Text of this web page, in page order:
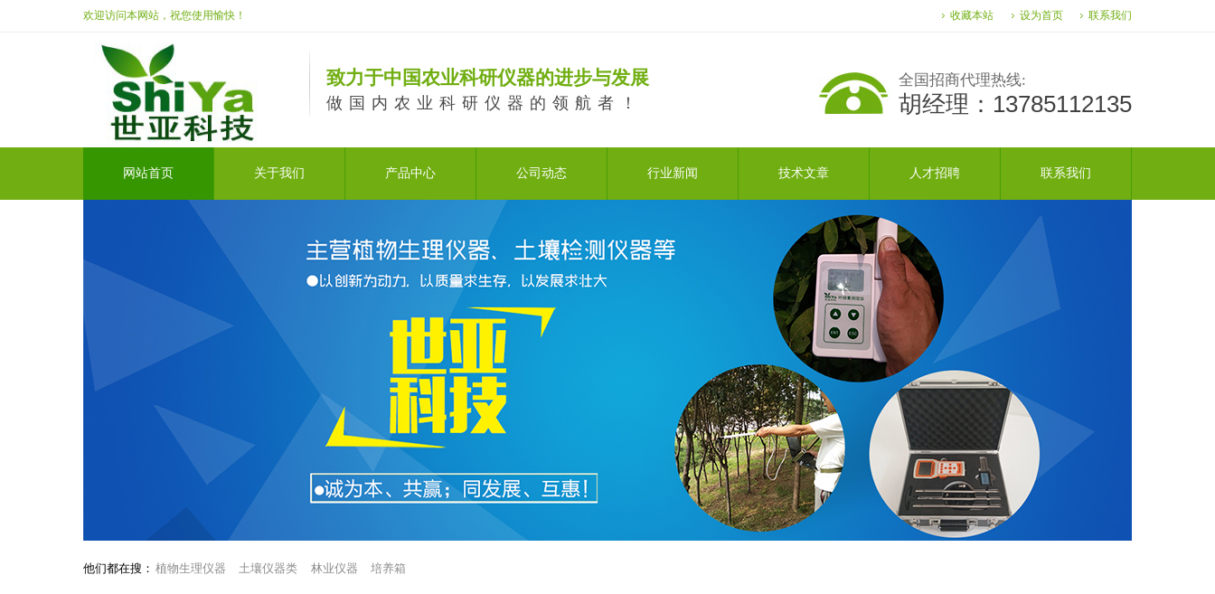
欢迎访问本网站，祝您使用愉快！ 收藏本站 设为首页 联系我们
致力于中国农业科研仪器的进步与发展
做国内农业科研仪器的领航者！
全国招商代理热线:
胡经理：13785112135
网站首页 关于我们 产品中心 公司动态 行业新闻 技术文章 人才招聘 联系我们
他们都在搜： 植物生理仪器 土壤仪器类 林业仪器 培养箱